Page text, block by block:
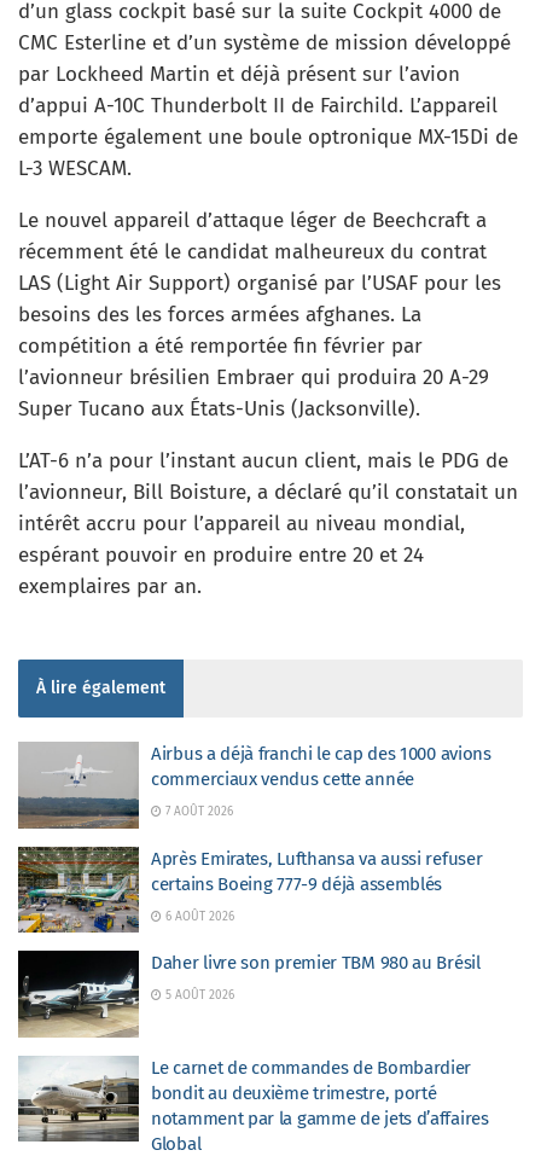
d’un glass cockpit basé sur la suite Cockpit 4000 de
CMC Esterline et d’un système de mission développé
par Lockheed Martin et déjà présent sur l’avion
d’appui A-10C Thunderbolt II de Fairchild. L’appareil
emporte également une boule optronique MX-15Di de
L-3 WESCAM.
Le nouvel appareil d’attaque léger de Beechcraft a
récemment été le candidat malheureux du contrat
LAS (Light Air Support) organisé par l’USAF pour les
besoins des les forces armées afghanes. La
compétition a été remportée fin février par
l’avionneur brésilien Embraer qui produira 20 A-29
Super Tucano aux États-Unis (Jacksonville).
L’AT-6 n’a pour l’instant aucun client, mais le PDG de
l’avionneur, Bill Boisture, a déclaré qu’il constatait un
intérêt accru pour l’appareil au niveau mondial,
espérant pouvoir en produire entre 20 et 24
exemplaires par an.
À lire également
Airbus a déjà franchi le cap des 1000 avions
commerciaux vendus cette année
7 AOÛT 2026
Après Emirates, Lufthansa va aussi refuser
certains Boeing 777-9 déjà assemblés
6 AOÛT 2026
Daher livre son premier TBM 980 au Brésil
5 AOÛT 2026
Le carnet de commandes de Bombardier
bondit au deuxième trimestre, porté
notamment par la gamme de jets d’affaires
Global